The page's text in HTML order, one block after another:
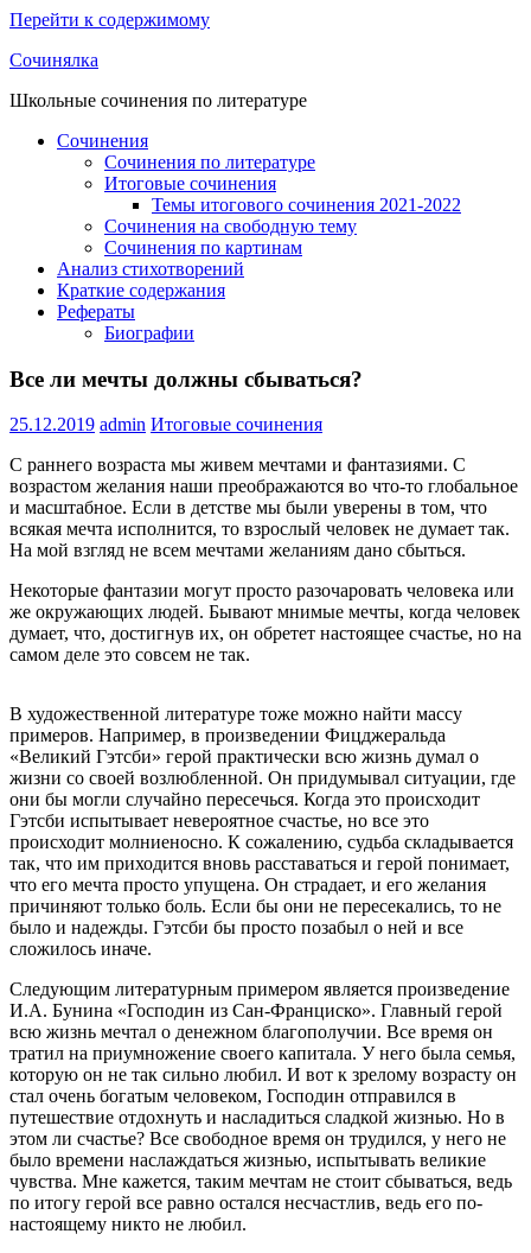
Перейти к содержимому
Сочинялка
Школьные сочинения по литературе
Сочинения
Сочинения по литературе
Итоговые сочинения
Темы итогового сочинения 2021-2022
Сочинения на свободную тему
Сочинения по картинам
Анализ стихотворений
Краткие содержания
Рефераты
Биографии
Все ли мечты должны сбываться?
25.12.2019 admin Итоговые сочинения
С раннего возраста мы живем мечтами и фантазиями. С
возрастом желания наши преображаются во что-то глобальное
и масштабное. Если в детстве мы были уверены в том, что
всякая мечта исполнится, то взрослый человек не думает так.
На мой взгляд не всем мечтами желаниям дано сбыться.
Некоторые фантазии могут просто разочаровать человека или
же окружающих людей. Бывают мнимые мечты, когда человек
думает, что, достигнув их, он обретет настоящее счастье, но на
самом деле это совсем не так.
В художественной литературе тоже можно найти массу
примеров. Например, в произведении Фицджеральда
«Великий Гэтсби» герой практически всю жизнь думал о
жизни со своей возлюбленной. Он придумывал ситуации, где
они бы могли случайно пересечься. Когда это происходит
Гэтсби испытывает невероятное счастье, но все это
происходит молниеносно. К сожалению, судьба складывается
так, что им приходится вновь расставаться и герой понимает,
что его мечта просто упущена. Он страдает, и его желания
причиняют только боль. Если бы они не пересекались, то не
было и надежды. Гэтсби бы просто позабыл о ней и все
сложилось иначе.
Следующим литературным примером является произведение
И.А. Бунина «Господин из Сан-Франциско». Главный герой
всю жизнь мечтал о денежном благополучии. Все время он
тратил на приумножение своего капитала. У него была семья,
которую он не так сильно любил. И вот к зрелому возрасту он
стал очень богатым человеком, Господин отправился в
путешествие отдохнуть и насладиться сладкой жизнью. Но в
этом ли счастье? Все свободное время он трудился, у него не
было времени наслаждаться жизнью, испытывать великие
чувства. Мне кажется, таким мечтам не стоит сбываться, ведь
по итогу герой все равно остался несчастлив, ведь его по-
настоящему никто не любил.